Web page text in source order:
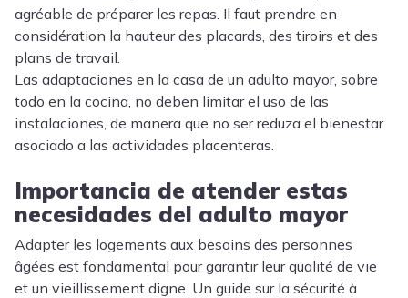
agréable de préparer les repas. Il faut prendre en
considération la hauteur des placards, des tiroirs et des
plans de travail.
Las adaptaciones en la casa de un adulto mayor, sobre
todo en la cocina, no deben limitar el uso de las
instalaciones, de manera que no ser reduza el bienestar
asociado a las actividades placenteras.
Importancia de atender estas
necesidades del adulto mayor
Adapter les logements aux besoins des personnes
âgées est fondamental pour garantir leur qualité de vie
et un vieillissement digne. Un guide sur la sécurité à